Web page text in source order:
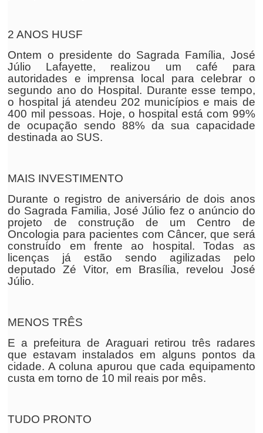
2 ANOS HUSF
Ontem o presidente do Sagrada Família, José
Júlio Lafayette, realizou um café para
autoridades e imprensa local para celebrar o
segundo ano do Hospital. Durante esse tempo,
o hospital já atendeu 202 municípios e mais de
400 mil pessoas. Hoje, o hospital está com 99%
de ocupação sendo 88% da sua capacidade
destinada ao SUS.
MAIS INVESTIMENTO
Durante o registro de aniversário de dois anos
do Sagrada Familia, José Júlio fez o anúncio do
projeto de construção de um Centro de
Oncologia para pacientes com Câncer, que será
construído em frente ao hospital. Todas as
licenças já estão sendo agilizadas pelo
deputado Zé Vitor, em Brasília, revelou José
Júlio.
MENOS TRÊS
E a prefeitura de Araguari retirou três radares
que estavam instalados em alguns pontos da
cidade. A coluna apurou que cada equipamento
custa em torno de 10 mil reais por mês.
TUDO PRONTO